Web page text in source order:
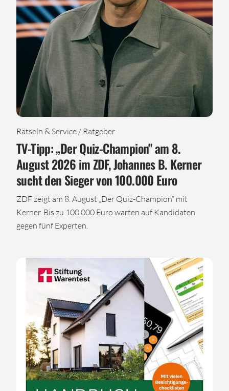
Rätseln & Service / Ratgeber
TV-Tipp: „Der Quiz-Champion" am 8.
August 2026 im ZDF, Johannes B. Kerner
sucht den Sieger von 100.000 Euro
ZDF zeigt am 8. August „Der Quiz-Champion“ mit
Kerner. Bis zu 100.000 Euro warten auf Kandidaten
gegen fünf Experten.